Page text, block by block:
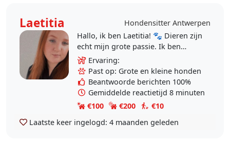
Laetitia
Hondensitter Antwerpen
Hallo, ik ben Laetitia! 🐾 Dieren zijn
echt mijn grote passie. Ik ben
opgegroeid met een liefde voor
viervoeters en heb daarom mijn
diploma behaald..
Ervaring:
Past op: Grote en kleine honden
Beantwoorde berichten 100%
Gemiddelde reactietijd 8 minuten
€100
€200
€10
Laatste keer ingelogd: 4 maanden geleden